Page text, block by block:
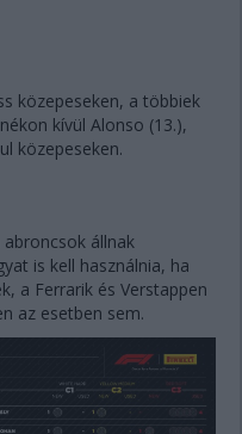
közepeseken, a többiek
kívül Alonso (13.),
közepeseken.
állnak
is kell használnia, ha
a Ferrarik és Verstappen
az esetben sem.